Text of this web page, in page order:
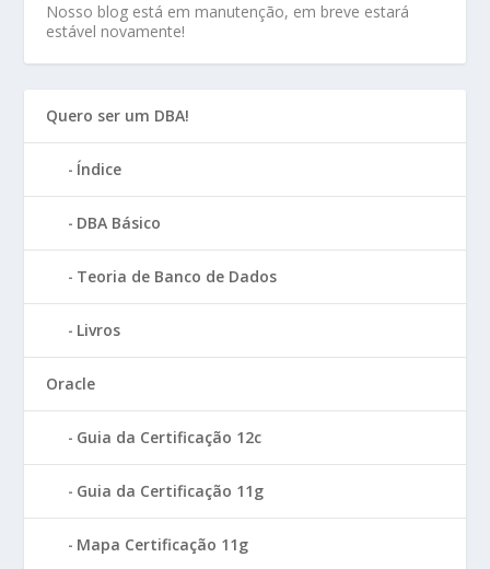
Nosso blog está em manutenção, em breve estará
estável novamente!
Quero ser um DBA!
Índice
DBA Básico
Teoria de Banco de Dados
Livros
Oracle
Guia da Certificação 12c
Guia da Certificação 11g
Mapa Certificação 11g